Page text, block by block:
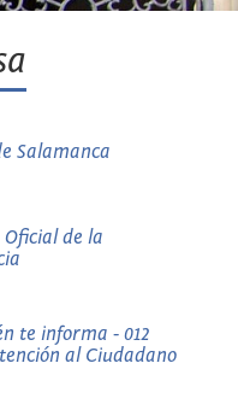
Salamanca
Oficial de la
te informa - 012
al Ciudadano